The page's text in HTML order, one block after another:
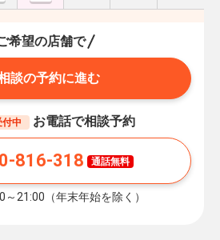
希望の店舗で
談の予約に進む
付中 お電話で相談予約
816-318 通話無料
～21:00（年末年始を除く）